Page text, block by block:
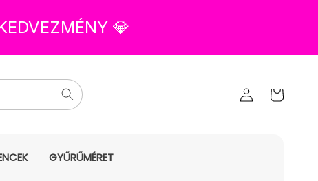
💎
Bejelentkezés
kosara
GYŰRŰMÉRET